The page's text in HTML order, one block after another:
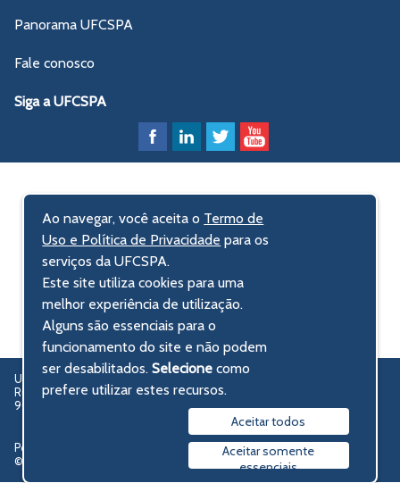
Panorama UFCSPA
Fale conosco
Siga a UFCSPA
UFCSPA – Universidade Federal de Ciências da Saúde de Porto Alegre
Rua Sarmento Leite, 245 - Centro Histórico
90050-170 Porto Alegre, RS, Brasil
Política de privacidade
© 2009-2026 UFCSPA
Ao navegar, você aceita o Termo de
Uso e Política de Privacidade para os
serviços da UFCSPA.
Este site utiliza cookies para uma
melhor experiência de utilização.
Alguns são essenciais para o
funcionamento do site e não podem
ser desabilitados.Selecionecomo
prefere utilizar estes recursos.
Aceitar todos
Aceitar somente
essenciais